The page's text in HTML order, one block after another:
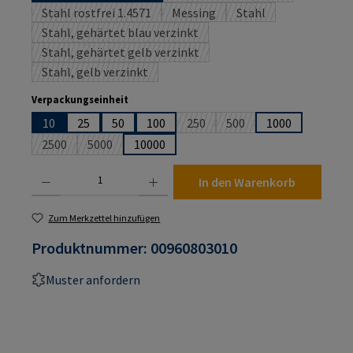
Stahl rostfrei 1.4571(Diese Option ist zurzeit nicht verfügbar.)
Messing(Diese Option ist zurzeit nicht
Stahl(Diese Option ist
Stahl, gehärtet blau verzinkt(Diese Option ist zurzeit nicht verfügbar.)
Stahl, gehärtet gelb verzinkt(Diese Option ist zurzeit nicht verfügbar.)
Stahl, gelb verzinkt(Diese Option ist zurzeit nicht verfügbar.)
Verpackungseinheit
10 25 50 100 250(Diese Option ist zurzeit nicht
500(Diese Option ist zurzeit
1000
2500(Diese Option ist zurzeit nicht verfügbar.)
5000(Diese Option ist zurzeit nicht verfügbar.)
10000
In den Warenkorb
Zum Merkzettel hinzufügen
Produktnummer: 00960803010
Muster anfordern